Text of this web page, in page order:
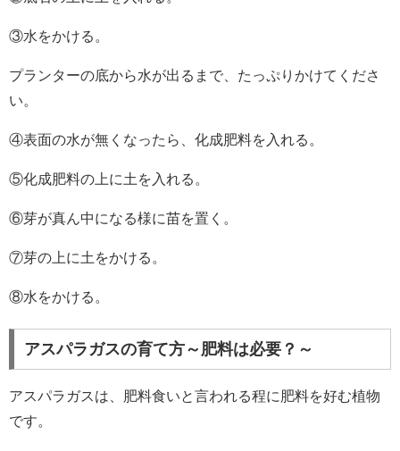
③水をかける。
プランターの底から水が出るまで、たっぷりかけてくださ
い。
④表面の水が無くなったら、化成肥料を入れる。
⑤化成肥料の上に土を入れる。
⑥芽が真ん中になる様に苗を置く。
⑦芽の上に土をかける。
⑧水をかける。
アスパラガスの育て方～肥料は必要？～
アスパラガスは、肥料食いと言われる程に肥料を好む植物
です。